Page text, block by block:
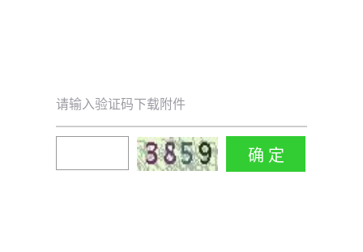
请输入验证码下载附件